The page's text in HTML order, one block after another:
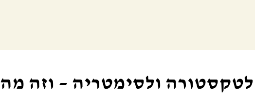
ולסימטריה – וזה מה